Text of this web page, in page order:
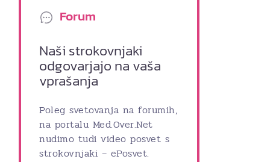
Forum
Naši strokovnjaki
odgovarjajo na vaša
vprašanja
Poleg svetovanja na forumih,
na portalu Med.Over.Net
nudimo tudi video posvet s
strokovnjaki – ePosvet.